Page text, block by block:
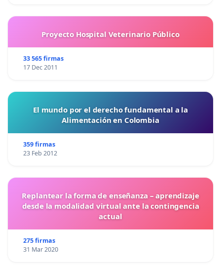
Proyecto Hospital Veterinario Público
33 565 firmas
17 Dec 2011
El mundo por el derecho fundamental a la
Alimentación en Colombia
359 firmas
23 Feb 2012
Replantear la forma de enseñanza – aprendizaje
desde la modalidad virtual ante la contingencia
actual
275 firmas
31 Mar 2020